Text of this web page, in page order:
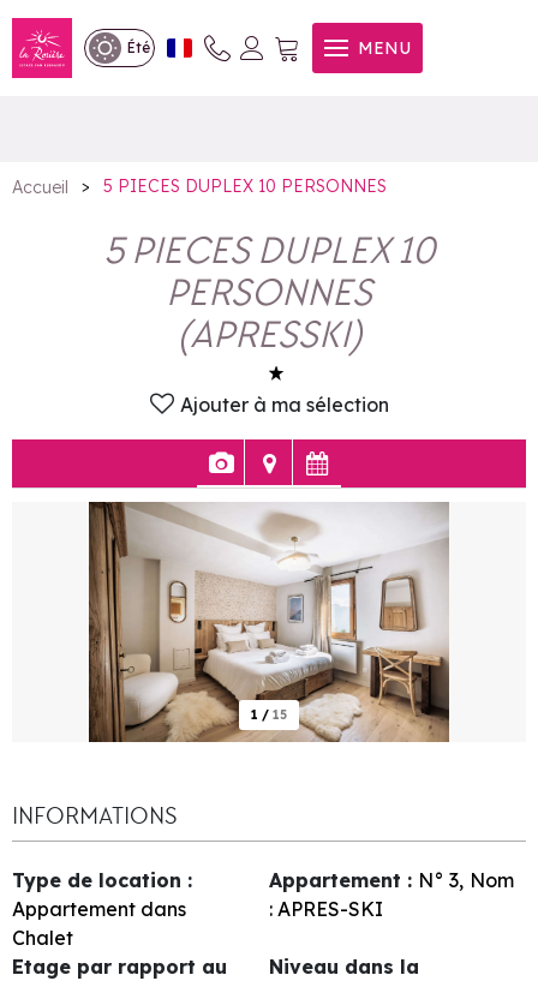
Été MENU
5 PIECES DUPLEX 10
PERSONNES
Accueil > 5 PIECES DUPLEX 10 PERSONNES
5 PIECES DUPLEX 10
PERSONNES
(APRESSKI)
Ajouter à ma sélection
1 / 15
INFORMATIONS
Type de location :
Appartement dans
Chalet
Appartement : N° 3 Nom
: APRES-SKI
Etage par rapport au
Niveau dans la